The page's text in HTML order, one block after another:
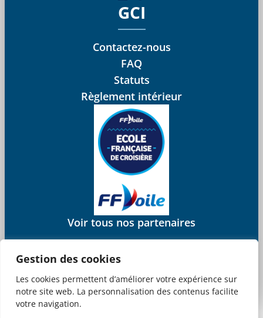
Gestion des cookies
Les cookies permettent d’améliorer votre expérience sur
notre site web. La personnalisation des contenus facilite
votre navigation.
GCI
Contactez-nous
FAQ
Statuts
Règlement intérieur
Voir tous nos partenaires
Mentions légalesCGV
© 2025 Juliana Web créateur